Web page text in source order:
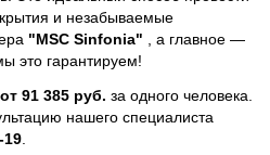
и незабываемые
"MSC Sinfonia"
, a главное —
это гарантируем!
от 91 385 руб. за одного человека.
нашего специалиста
19